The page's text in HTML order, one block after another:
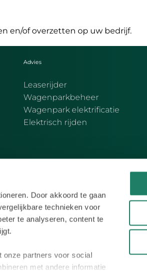
Door akkoord te gaan
technieken voor
te analyseren, content te
onze partners voor social
met andere informatie
en/of overzetten op uw bedrijf.
Advies
Leaserijder
Wagenparkbeheer
Wagenpark elektrificatie
Elektrisch rijden
door Volkswagen Pon
Handelregister onder nummer
Code of conduct| Modellen